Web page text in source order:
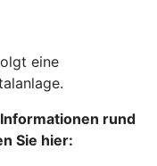
eine
rund
Sie hier: